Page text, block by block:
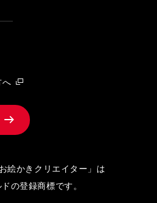
へ
絵かきクリエイター」は
の登録商標です。